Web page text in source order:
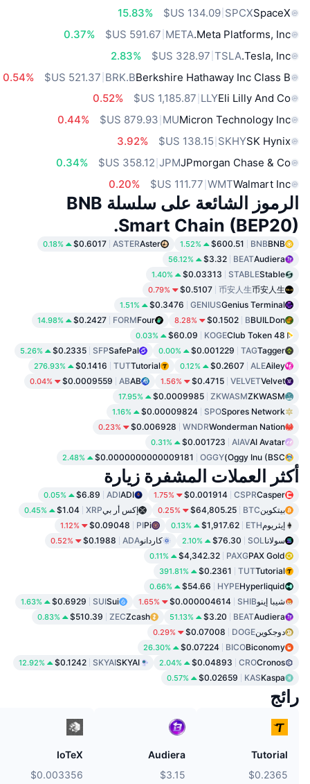
SpaceX
SPCX
‏134.09 US$
15.83%
Meta Platforms, Inc.
META
0.37%
Tesla, Inc.
TSLA
2.83%
Berkshire Hathaway Inc Class B
BRK.B
0.54%
Eli Lilly And Co
LLY
0.52%
Micron Technology Inc
MU
0.44%
SK Hynix
SKHY
3.92%
JPmorgan Chase & Co
JPM
0.34%
Walmart Inc
WMT
0.20%
الرموز الشائعة على سلسلة BNB
Smart Chain (BEP20).
BNB
BNB
$600.51
1.52%
Aster
ASTER
$0.6017
0.18%
Audiera
BEAT
$3.32
56.12%
Stable
STABLE
$0.03313
1.40%
币安人生
币安人生
$0.5107
0.79%
Genius Terminal
GENIUS
$0.3476
1.51%
BUILDon
B
$0.1502
8.28%
Four
FORM
$0.2427
14.98%
48 Club Token
KOGE
$60.09
0.03%
Tagger
TAG
$0.001229
0.00%
SafePal
SFP
$0.2335
5.26%
Ailey
ALE
$0.2607
0.12%
Tutorial
TUT
$0.1416
276.93%
Velvet
VELVET
$0.4715
1.56%
AB
AB
$0.0009559
0.04%
ZKWASM
ZKWASM
$0.0009985
17.95%
Spores Network
SPO
$0.00009824
1.16%
Wonderman Nation
WNDR
$0.006928
0.23%
AI Avatar
AIAV
$0.001723
0.31%
Oggy Inu (BSC)
OGGY
$0.0000000000009181
2.48%
أكثر العملات المشفرة زيارة
Casper
CSPR
$0.001914
1.75%
ADI
ADI
$6.89
0.05%
بيتكوينBTC
$64,805.25
0.25% إكس أر بيXRP
$1.04
0.45%
إيثريومETH
$1,917.62
0.13%
Pi
PI
$0.09048
1.12%
سولاناSOL
$76.30
2.10% كاردانوADA
$0.1988
0.52%
PAX Gold
PAXG
$4,342.32
0.11%
Tutorial
TUT
$0.2361
391.81%
Hyperliquid
HYPE
$54.66
0.66%
شيبا إينوSHIB
$0.000004614
1.65%
Sui
SUI
$0.6929
1.63%
Audiera
BEAT
$3.20
51.13%
Zcash
ZEC
$510.39
0.83%
دوجكوينDOGE
$0.07008
0.29%
Biconomy
BICO
$0.07224
26.30%
Cronos
CRO
$0.04893
2.04%
SKYAI
SKYAI
$0.1242
12.92%
Kaspa
KAS
$0.02659
0.57%
رائج
Tutorial
$0.2365
Audiera
$3.15
IoTeX
$0.003356